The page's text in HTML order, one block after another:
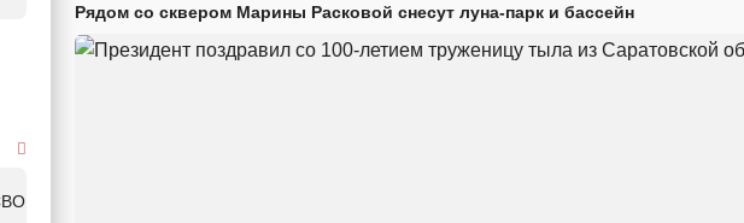
Рядом со сквером Марины Расковой снесут луна-парк и бассейн